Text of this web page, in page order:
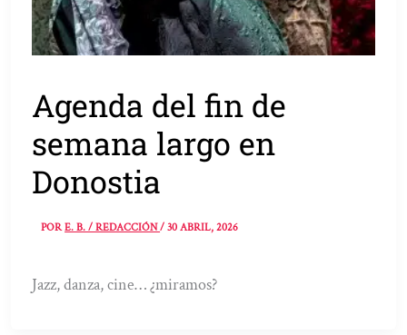
Agenda del fin de
semana largo en
Donostia
PORE. B. / REDACCIÓN/30 ABRIL, 2026
Jazz, danza, cine… ¿miramos?